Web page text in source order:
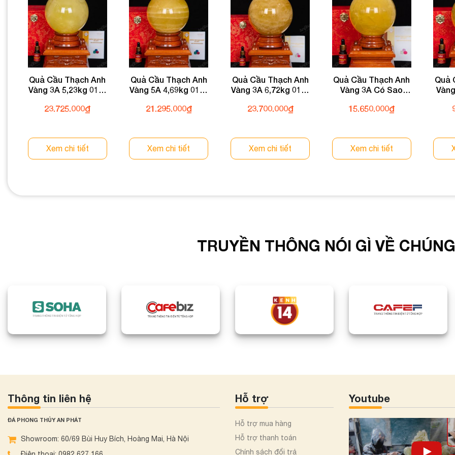
Quả Cầu Thạch Anh
Vàng 3A 5,23kg 011-
23.725.000₫
Xem chi tiết
Quả Cầu Thạch Anh
Vàng 5A 4,69kg 011-
21.295.000₫
Xem chi tiết
Quả Cầu Thạch Anh
Vàng 3A 6,72kg 011-
23.700.000₫
Xem chi tiết
Quả Cầu Thạch Anh
Vàng 3A Có Sao
3,44
15.650.000₫
Xem chi tiết
Quả
TRUYỀN THÔNG NÓI GÌ VỀ
Thông tin liên hệ
ĐÁ PHONG THỦY AN PHÁT
Showroom: 60/69 Bùi Huy Bích, Hoàng Mai, Hà Nội
Hỗ trợ
Hỗ trợ mua hàng
Hỗ trợ thanh toán
Chính sách đổi trả
Youtube